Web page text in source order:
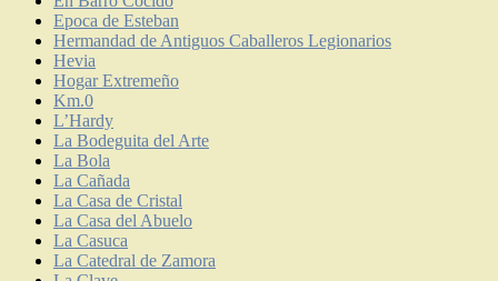
Epoca de Esteban
Hermandad de Antiguos Caballeros Legionarios
Hevia
Hogar Extremeño
Km.0
L’Hardy
La Bodeguita del Arte
La Bola
La Cañada
La Casa de Cristal
La Casa del Abuelo
La Casuca
La Catedral de Zamora